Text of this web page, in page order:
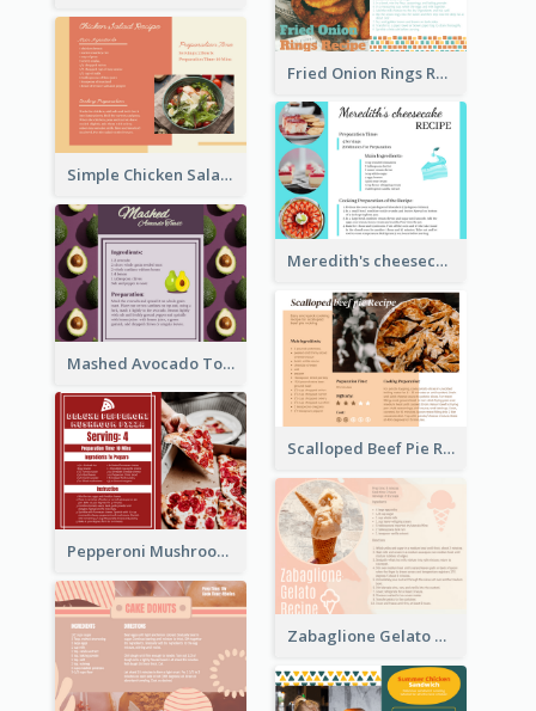
Fried Onion Rings Recipe Card
Simple Chicken Salad Recipe Card
Meredith's cheesecake Recipe Card
Mashed Avocado Toast Recipe Card
Scalloped Beef Pie Recipe Card
Pepperoni Mushroom Pizza Recipe Card
Zabaglione Gelato Recipe Card